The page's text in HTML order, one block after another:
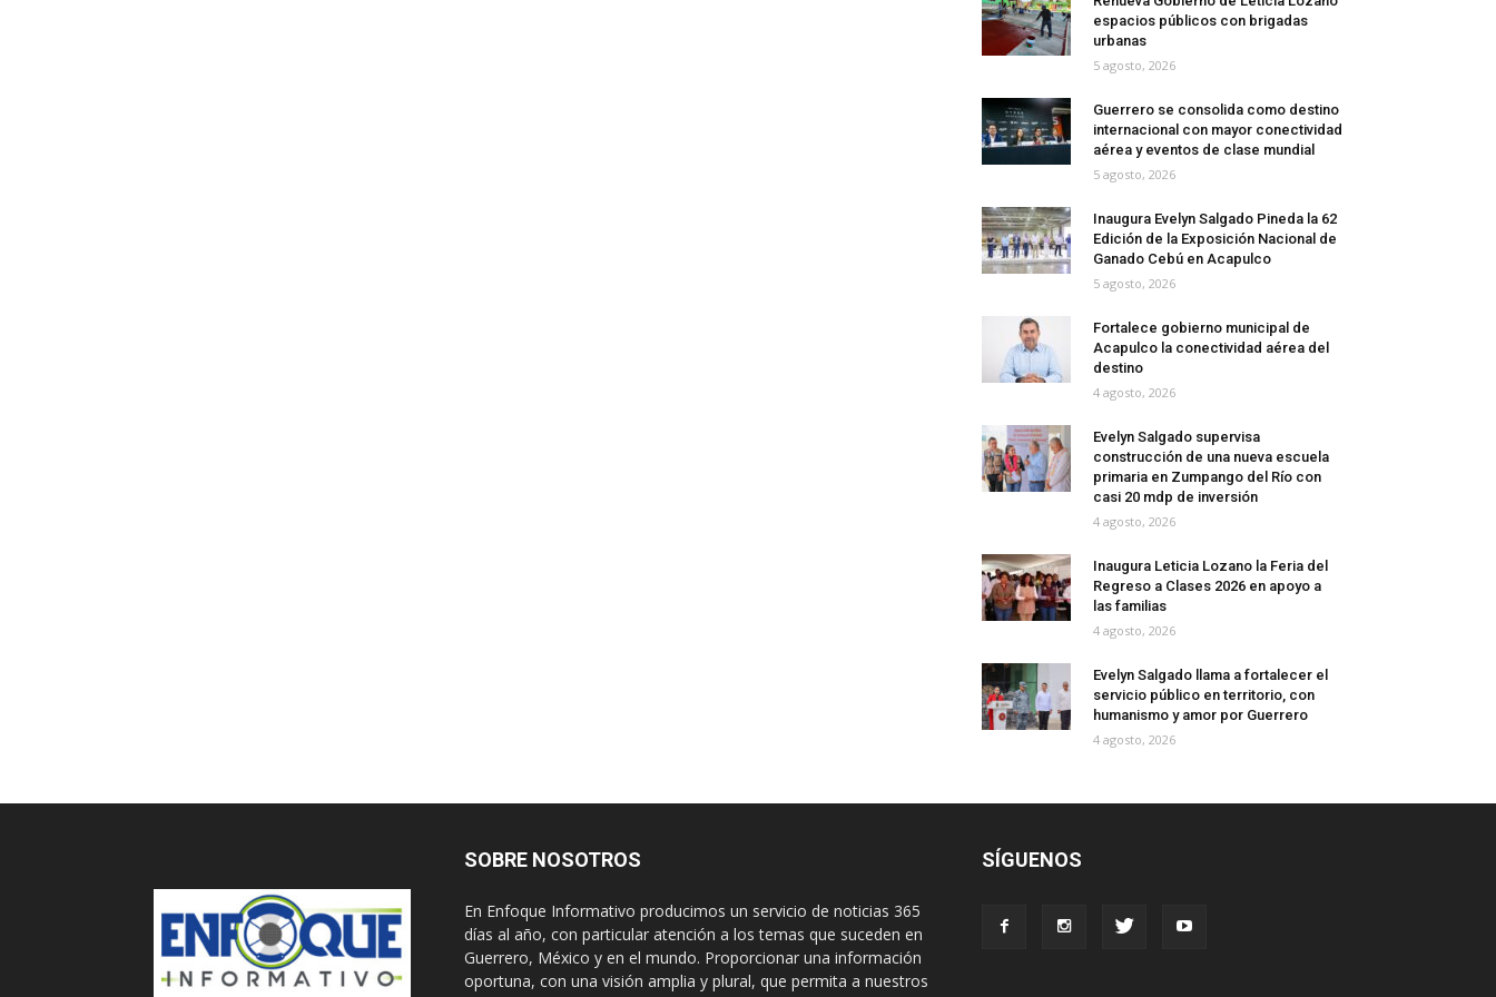
espacios públicos con brigadas
urbanas
5 agosto, 2026
Guerrero se consolida como destino
internacional con mayor conectividad
aérea y eventos de clase mundial
5 agosto, 2026
Inaugura Evelyn Salgado Pineda la 62
Edición de la Exposición Nacional de
Ganado Cebú en Acapulco
5 agosto, 2026
Fortalece gobierno municipal de
Acapulco la conectividad aérea del
destino
4 agosto, 2026
Evelyn Salgado supervisa
construcción de una nueva escuela
primaria en Zumpango del Río con
casi 20 mdp de inversión
4 agosto, 2026
Inaugura Leticia Lozano la Feria del
Regreso a Clases 2026 en apoyo a
las familias
4 agosto, 2026
Evelyn Salgado llama a fortalecer el
servicio público en territorio, con
humanismo y amor por Guerrero
4 agosto, 2026
SOBRE NOSOTROS
En Enfoque Informativo producimos un servicio de noticias 365
días al año, con particular atención a los temas que suceden en
Guerrero, México y en el mundo. Proporcionar una información
oportuna, con una visión amplia y plural, que permita a nuestros
SÍGUENOS